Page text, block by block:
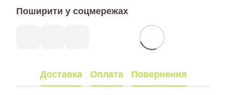
Поширити у соцмережах
Доставка Оплата Повернення